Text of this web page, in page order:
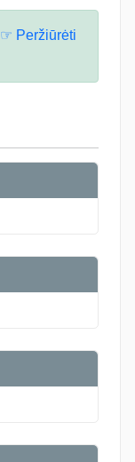
☞ Peržiūrėti